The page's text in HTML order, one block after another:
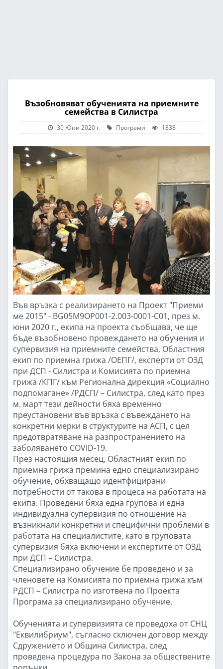
Възобновяват обученията на приемните
семейства в Силистра
30 Юни 2020 г. Програми 1838
Във връзка с реализирането на Проект "Приеми
ме 2015" - BG05M9OP001-2.003-0001-C01, през м.
юни 2020 г., екипа на проекта съобщава, че ще
бъде възобновено провеждането на обучения и
супервизия на приемните семейства, Областния
екип по приемна грижа /ОЕПГ/, експерти от ОЗД
при ДСП - Силистра и Комисията по приемна
грижа /КПГ/ към Регионална дирекция «Социално
подпомагане» /РДСП/ – Силистра, след като през
м. март тези дейности бяха временно
преустановени във връзка с въвеждането на
конкретни мерки в структурите на АСП, с цел
предотвратяване на разпространението на
заболяването COVID-19.
През настоящия месец, Областният екип по
приемна грижа премина едно специализирано
обучение, обхващащо идентфицирани
потребности от такова в процеса на работата на
екипа. Проведени бяха една групова и една
индивидуална супервизия по отношение на
възникнали конкретни и специфични проблеми в
работата на специалистите, като в груповата
супервизия бяха включени и експертите от ОЗД
при ДСП – Силистра.
Специализирано обучение бе проведено и за
членовете на Комисията по приемна грижа към
РДСП – Силистра по изготвена по Проекта
Програма за специализирано обучение.
Обученията и супервизията се проведоха от СНЦ
"Еквилибриум", съгласно сключен договор между
Сдружението и Община Силистра, след
проведена процедура по Закона за обществените